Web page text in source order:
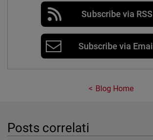
Subscribe via RSS
Subscribe via Email
Blog Home
Posts correlati